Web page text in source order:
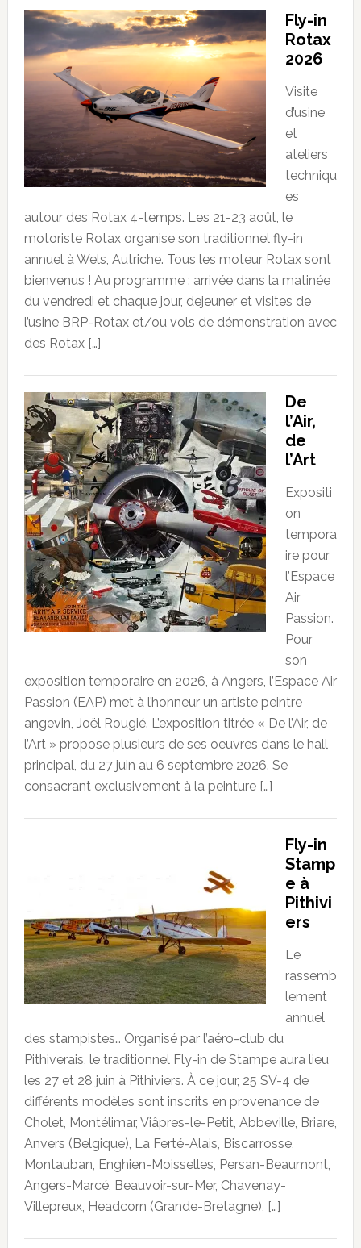
Fly-in
Rotax
2026
Visite
d’usine
et
ateliers
techniqu
es
autour des Rotax 4-temps. Les 21-23 août, le
motoriste Rotax organise son traditionnel fly-in
annuel à Wels, Autriche. Tous les moteur Rotax sont
bienvenus ! Au programme : arrivée dans la matinée
du vendredi et chaque jour, dejeuner et visites de
l’usine BRP-Rotax et/ou vols de démonstration avec
des Rotax […]
De
l’Air,
de
l’Art
Expositi
on
tempora
ire pour
l’Espace
Air
Passion.
Pour
son
exposition temporaire en 2026, à Angers, l’Espace Air
Passion (EAP) met à l’honneur un artiste peintre
angevin, Joël Rougié. L’exposition titrée « De l’Air, de
l’Art » propose plusieurs de ses oeuvres dans le hall
principal, du 27 juin au 6 septembre 2026. Se
consacrant exclusivement à la peinture […]
Fly-in
Stamp
e à
Pithivi
ers
Le
rassemb
lement
annuel
des stampistes… Organisé par l’aéro-club du
Pithiverais, le traditionnel Fly-in de Stampe aura lieu
les 27 et 28 juin à Pithiviers. À ce jour, 25 SV-4 de
différents modèles sont inscrits en provenance de
Cholet, Montélimar, Viâpres-le-Petit, Abbeville, Briare,
Anvers (Belgique), La Ferté-Alais, Biscarrosse,
Montauban, Enghien-Moisselles, Persan-Beaumont,
Angers-Marcé, Beauvoir-sur-Mer, Chavenay-
Villepreux, Headcorn (Grande-Bretagne), […]